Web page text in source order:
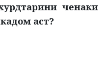
ченаки
аст?